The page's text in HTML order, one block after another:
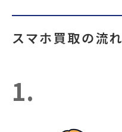
スマホ買取の流れ
1.